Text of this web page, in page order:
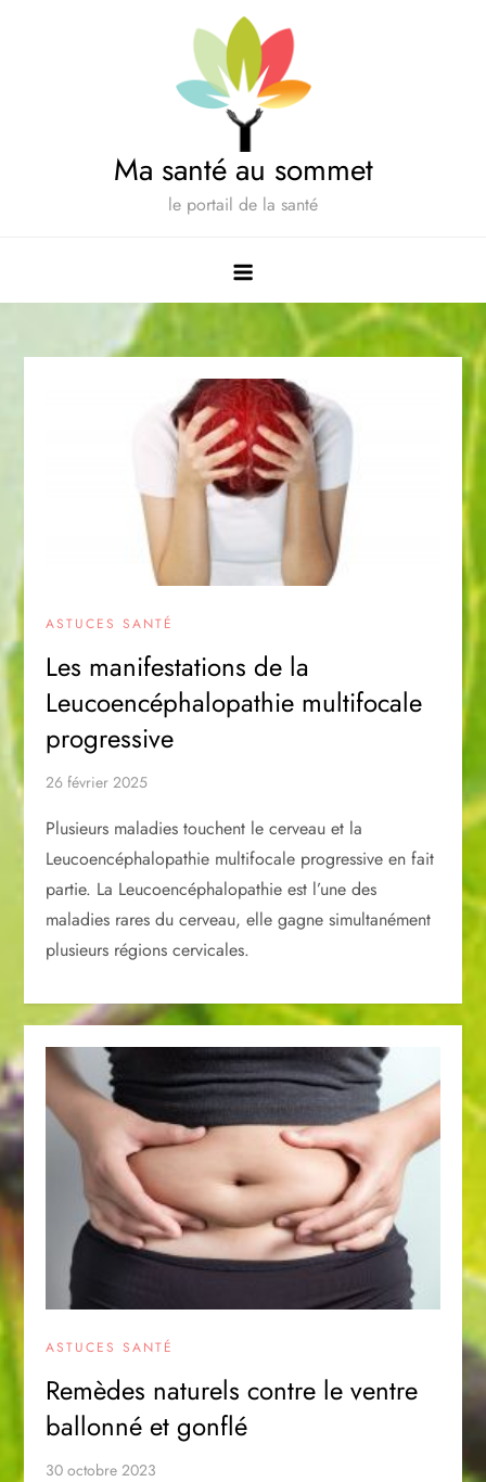
Ma santé au sommet
le portail de la santé
ASTUCES SANTÉ
Les manifestations de la
Leucoencéphalopathie multifocale
progressive
26 février 2025
Plusieurs maladies touchent le cerveau et la
Leucoencéphalopathie multifocale progressive en fait
partie. La Leucoencéphalopathie est l’une des
maladies rares du cerveau, elle gagne simultanément
plusieurs régions cervicales.
ASTUCES SANTÉ
Remèdes naturels contre le ventre
ballonné et gonflé
30 octobre 2023